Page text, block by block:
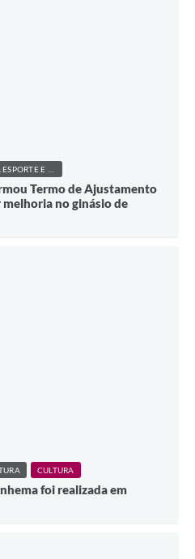
Termo de Ajustamento
no ginásio de
CULTURA
foi realizada em